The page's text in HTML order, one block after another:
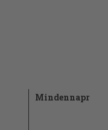
Mindennapra